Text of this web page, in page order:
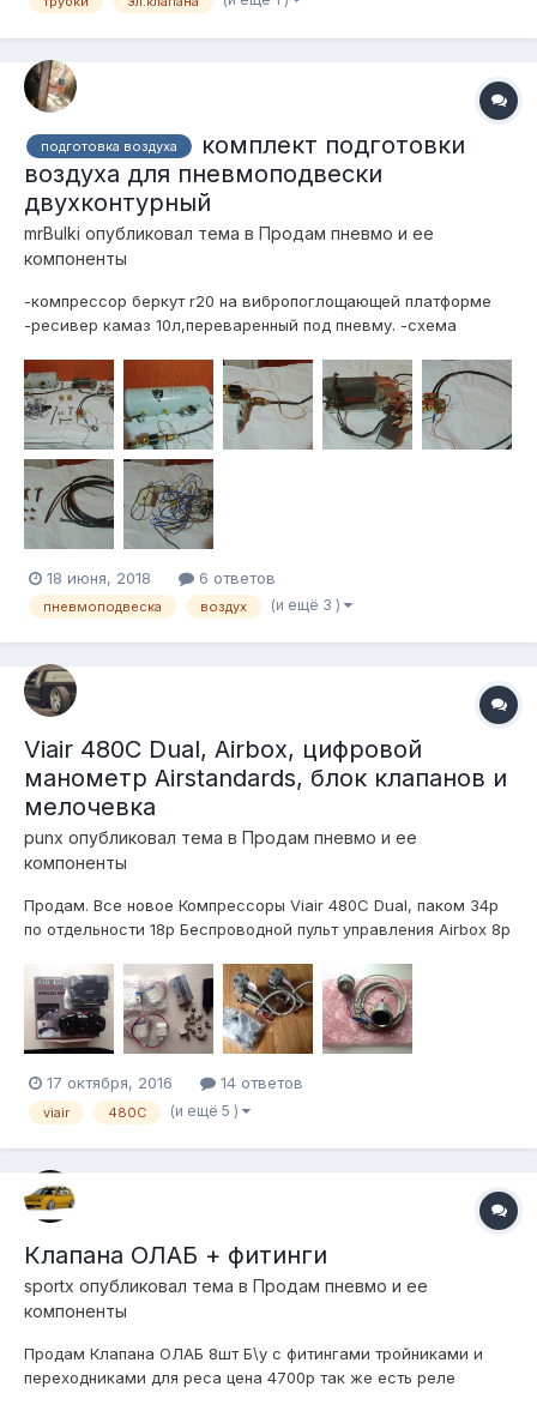
начала проще. Для начала как я это вижу: от каждого колеса
подготовка воздуха
комплект подготовки
воздуха для пневмоподвески
двухконтурный
mrBulki опубликовал тема в Продам пневмо и ее
компоненты
-компрессор беркут r20 на вибропоглощающей платформе
-ресивер камаз 10л,переваренный под пневму. -схема
распределитель воздуха -влагоотделитель -набор фитингов
и трубок цена 15000р торг, рассмотрю продажу компонент...
18 июня, 2018 6 ответов
пневмоподвеска воздух (и ещё 3 )
Viair 480C Dual, Airbox, цифровой
манометр Airstandards, блок клапанов и
мелочевка
punx опубликовал тема в Продам пневмо и ее
компоненты
Продам. Все новое Компрессоры Viair 480C Dual, паком 34р
по отдельности 18р Беспроводной пульт управления Airbox 8р
клапанов 2 контура, клапана SMC, 3р Мелочевка в виде
фитингов и осушителя из системы Air Lift Performance 3 Все
в Екат...
17 октября, 2016 14 ответов
viair 480C (и ещё 5 )
Клапана ОЛАБ + фитинги
sportx опубликовал тема в Продам пневмо и ее
компоненты
Продам Клапана ОЛАБ 8шт Б\у с фитингами тройниками и
переходниками для реса цена 4700р так же есть реле